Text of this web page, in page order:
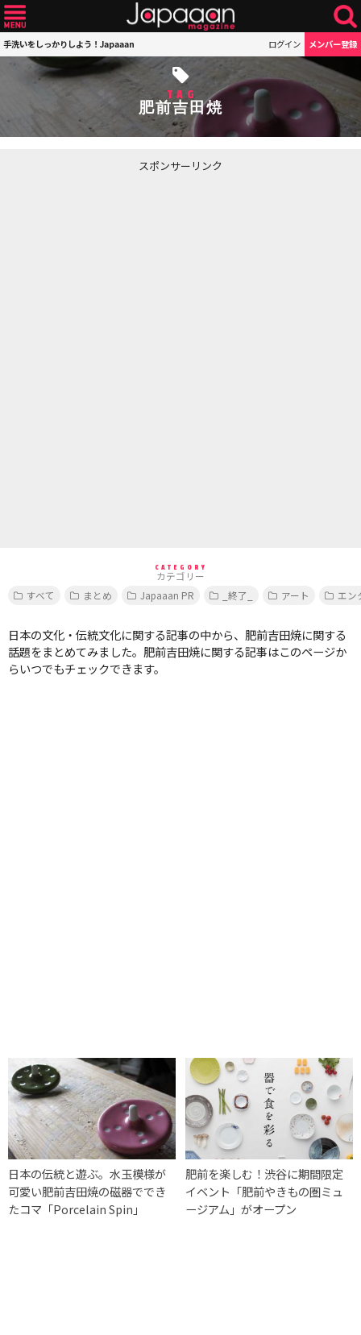
手洗いをしっかりしよう！Japaaan ログイン メンバー登録
TAG
肥前吉田焼
スポンサーリンク
CATEGORY
カテゴリー
すべて
まとめ Japaaan PR _終了_ アート エン
日本の文化・伝統文化に関する記事の中から、肥前吉田焼に関する
話題をまとめてみました。肥前吉田焼に関する記事はこのページか
らいつでもチェックできます。
日本の伝統と遊ぶ。水玉模様が
可愛い肥前吉田焼の磁器ででき
たコマ「Porcelain Spin」
肥前を楽しむ！渋谷に期間限定
イベント「肥前やきもの圏ミュ
ージアム」がオープン